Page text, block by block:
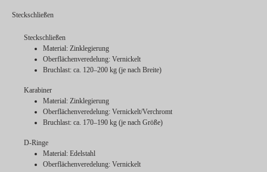
Steckschließen
Steckschließen
Material: Zinklegierung
Oberflächenveredelung: Vernickelt
Bruchlast: ca. 120–200 kg (je nach Breite)
Karabiner
Material: Zinklegierung
Oberflächenveredelung: Vernickelt/Verchromt
Bruchlast: ca. 170–190 kg (je nach Größe)
D-Ringe
Material: Edelstahl
Oberflächenveredelung: Vernickelt